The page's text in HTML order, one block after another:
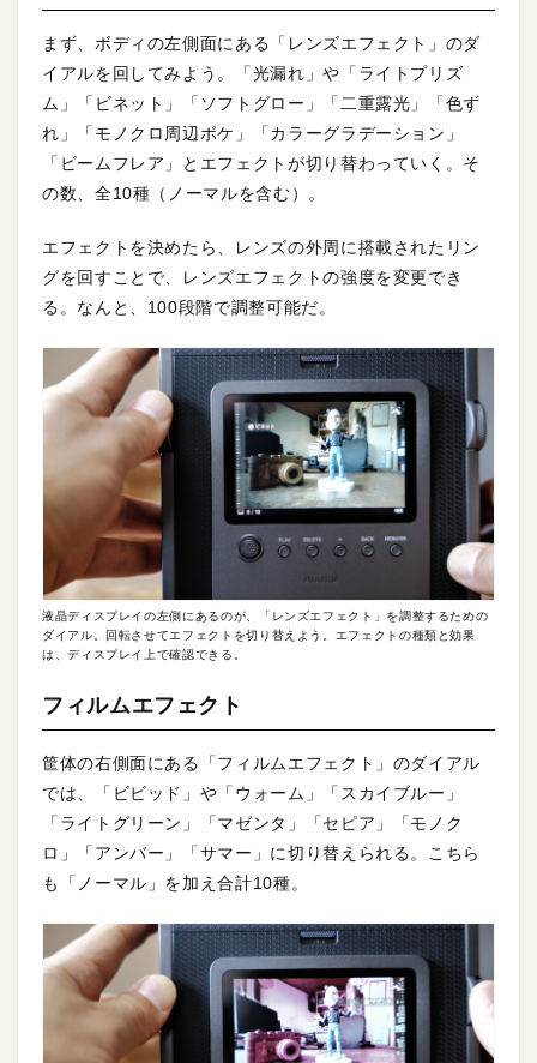
まず、ボディの左側面にある「レンズエフェクト」のダ
イアルを回してみよう。「光漏れ」や「ライトプリズ
ム」「ビネット」「ソフトグロー」「二重露光」「色ず
れ」「モノクロ周辺ボケ」「カラーグラデーション」
「ビームフレア」とエフェクトが切り替わっていく。そ
の数、全10種（ノーマルを含む）。
エフェクトを決めたら、レンズの外周に搭載されたリン
グを回すことで、レンズエフェクトの強度を変更でき
る。なんと、100段階で調整可能だ。
液晶ディスプレイの左側にあるのが、「レンズエフェクト」を調整するための
ダイアル。回転させてエフェクトを切り替えよう。エフェクトの種類と効果
は、ディスプレイ上で確認できる。
フィルムエフェクト
筐体の右側面にある「フィルムエフェクト」のダイアル
では、「ビビッド」や「ウォーム」「スカイブルー」
「ライトグリーン」「マゼンタ」「セピア」「モノク
ロ」「アンバー」「サマー」に切り替えられる。こちら
も「ノーマル」を加え合計10種。